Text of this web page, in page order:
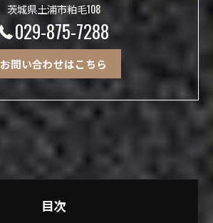
茨城県土浦市粕毛108
029-875-7288
お問い合わせはこちら
目次